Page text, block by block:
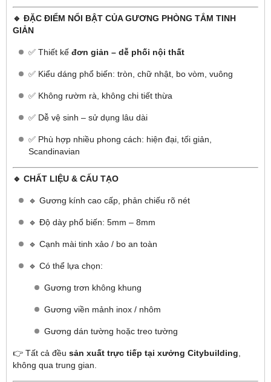
🔹 ĐẶC ĐIỂM NỔI BẬT CỦA GƯƠNG PHÒNG TẮM TINH
GIẢN
✅ Thiết kế đơn giản – dễ phối nội thất
✅ Kiểu dáng phổ biến: tròn, chữ nhật, bo vòm, vuông
✅ Không rườm rà, không chi tiết thừa
✅ Dễ vệ sinh – sử dụng lâu dài
✅ Phù hợp nhiều phong cách: hiện đại, tối giản,
Scandinavian
🔹 CHẤT LIỆU & CẤU TẠO
🔹 Gương kính cao cấp, phản chiếu rõ nét
🔹 Độ dày phổ biến: 5mm – 8mm
🔹 Cạnh mài tinh xảo / bo an toàn
🔹 Có thể lựa chọn:
Gương trơn không khung
Gương viền mảnh inox / nhôm
Gương dán tường hoặc treo tường
👉 Tất cả đều sản xuất trực tiếp tại xưởng Citybuilding
không qua trung gian.